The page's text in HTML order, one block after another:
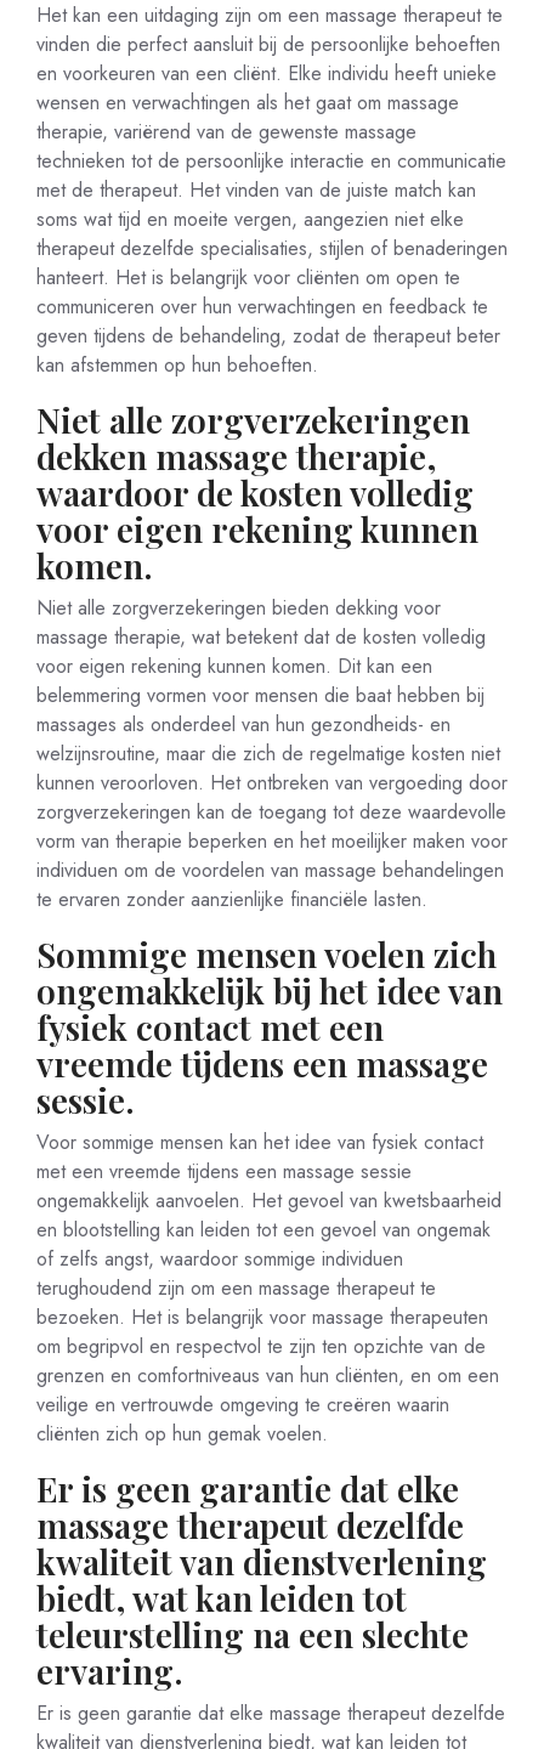
Het kan een uitdaging zijn om een massage therapeut te
vinden die perfect aansluit bij de persoonlijke behoeften
en voorkeuren van een cliënt. Elke individu heeft unieke
wensen en verwachtingen als het gaat om massage
therapie, variërend van de gewenste massage
technieken tot de persoonlijke interactie en communicatie
met de therapeut. Het vinden van de juiste match kan
soms wat tijd en moeite vergen, aangezien niet elke
therapeut dezelfde specialisaties, stijlen of benaderingen
hanteert. Het is belangrijk voor cliënten om open te
communiceren over hun verwachtingen en feedback te
geven tijdens de behandeling, zodat de therapeut beter
kan afstemmen op hun behoeften.
Niet alle zorgverzekeringen
dekken massage therapie,
waardoor de kosten volledig
voor eigen rekening kunnen
komen.
Niet alle zorgverzekeringen bieden dekking voor
massage therapie, wat betekent dat de kosten volledig
voor eigen rekening kunnen komen. Dit kan een
belemmering vormen voor mensen die baat hebben bij
massages als onderdeel van hun gezondheids- en
welzijnsroutine, maar die zich de regelmatige kosten niet
kunnen veroorloven. Het ontbreken van vergoeding door
zorgverzekeringen kan de toegang tot deze waardevolle
vorm van therapie beperken en het moeilijker maken voor
individuen om de voordelen van massage behandelingen
te ervaren zonder aanzienlijke financiële lasten.
Sommige mensen voelen zich
ongemakkelijk bij het idee van
fysiek contact met een
vreemde tijdens een massage
sessie.
Voor sommige mensen kan het idee van fysiek contact
met een vreemde tijdens een massage sessie
ongemakkelijk aanvoelen. Het gevoel van kwetsbaarheid
en blootstelling kan leiden tot een gevoel van ongemak
of zelfs angst, waardoor sommige individuen
terughoudend zijn om een massage therapeut te
bezoeken. Het is belangrijk voor massage therapeuten
om begripvol en respectvol te zijn ten opzichte van de
grenzen en comfortniveaus van hun cliënten, en om een
veilige en vertrouwde omgeving te creëren waarin
cliënten zich op hun gemak voelen.
Er is geen garantie dat elke
massage therapeut dezelfde
kwaliteit van dienstverlening
biedt, wat kan leiden tot
teleurstelling na een slechte
ervaring.
Er is geen garantie dat elke massage therapeut dezelfde
kwaliteit van dienstverlening biedt, wat kan leiden tot